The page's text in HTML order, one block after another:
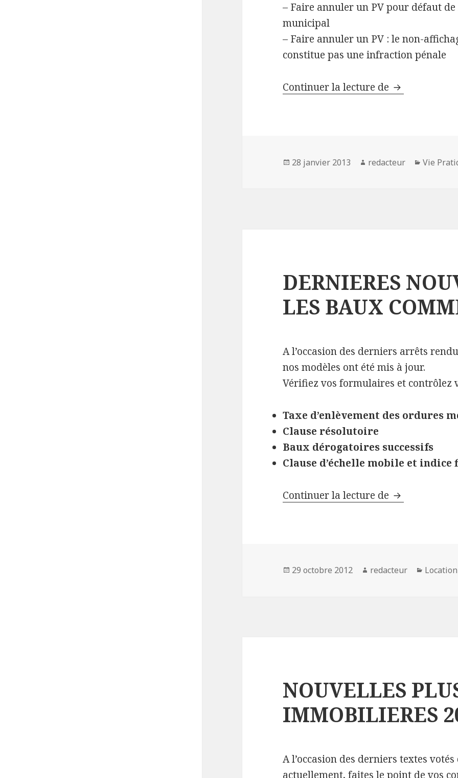
– Faire annuler un PV pour défaut
municipal
– Faire annuler un PV : le non-
constitue pas une infraction pénale
Continuer la lecture de INFO LETTRE
Publié
28 janvier 2013 Auteur
redacteur Vie
DERNIERES
LES BAUX
A l’occasion des derniers arrêts
nos modèles ont été mis à jour.
Vérifiez vos formulaires et contrôlez
Taxe d’enlèvement des ordures
Clause résolutoire
Baux dérogatoires successifs
Clause d’échelle mobile et indice
Continuer la lecture de DERNIERES
Publié
29 octobre 2012 Auteur
redacteur Location
NOUVELLES
IMMOBILIERES
A l’occasion des derniers textes
actuellement, faites le point de vos